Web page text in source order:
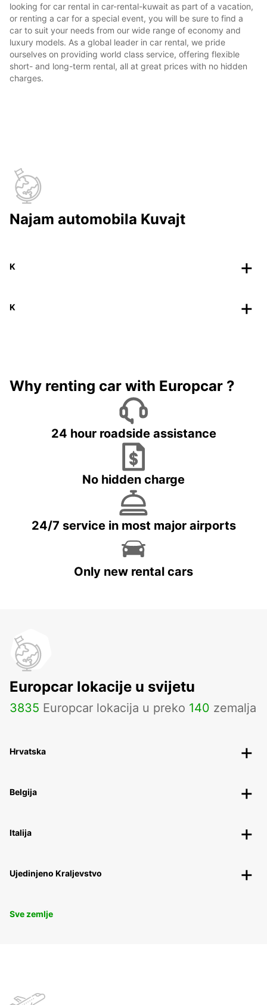
looking for car rental in car-rental-kuwait as part of a vacation,
or renting a car for a special event, you will be sure to find a
car to suit your needs from our wide range of economy and
luxury models. As a global leader in car rental, we pride
ourselves on providing world class service, offering flexible
short- and long-term rental, all at great prices with no hidden
charges.
Najam automobila Kuvajt
K
K
Why renting car with Europcar ?
24 hour roadside assistance
No hidden charge
24/7 service in most major airports
Only new rental cars
Europcar lokacije u svijetu
3835 Europcar lokacija u preko 140 zemalja
Hrvatska
Belgija
Italija
Ujedinjeno Kraljevstvo
Sve zemlje